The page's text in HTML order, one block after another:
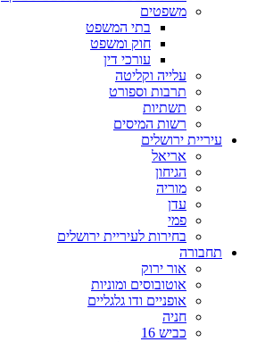
משפטים
בתי המשפט
חוק ומשפט
עורכי דין
עלייה וקליטה
תרבות וספורט
תשתיות
רשות המיסים
עיריית ירושלים
אריאל
הגיחון
מוריה
עדן
פמי
בחירות לעיריית ירושלים
תחבורה
אור ירוק
אוטובוסים ומוניות
אופניים ודו גלגליים
חניה
כביש 16